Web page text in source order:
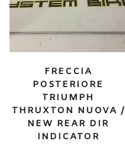
FRECCIA
POSTERIORE
TRIUMPH
THRUXTON NUOVA /
NEW REAR DIR
INDICATOR